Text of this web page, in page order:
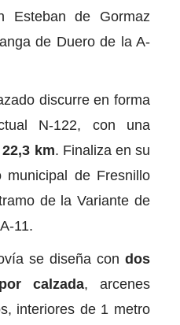
Esteban de Gormaz
de Duero de la A-
discurre en forma
N-122, con una
22,3 km. Finaliza en su
de Fresnillo
de la Variante de
11.
se diseña con dos
calzada, arcenes
interiores de 1 metro